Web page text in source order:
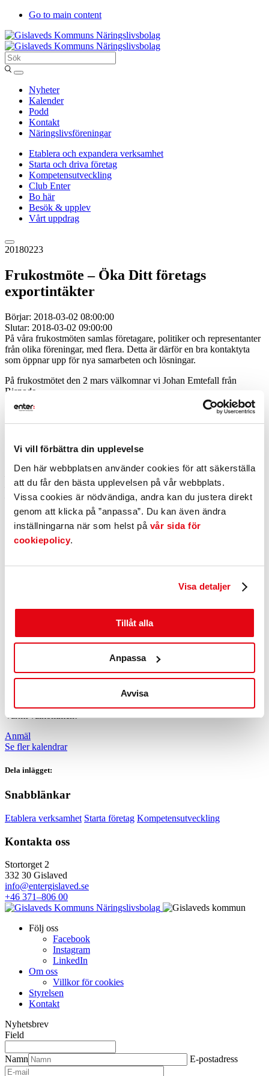
Vi vill förbättra din upplevelse
Den här webbplatsen använder cookies för att säkerställa
att du får den bästa upplevelsen på vår webbplats.
Vissa cookies är nödvändiga, andra kan du justera direkt
genom att klicka på ”anpassa”. Du kan även ändra
inställningarna när som helst på vår sida för
cookiepolicy.
Visa detaljer
Tillåt alla
Anpassa
Avvisa
Go to main content
Sök
Entergislaved
Nyheter
Kalender
Podd
Kontakt
Näringslivsföreningar
Etablera och expandera verksamhet
Starta och driva företag
Kompetensutveckling
Club Enter
Bo här
Besök & upplev
Vårt uppdrag
20180223
Frukostmöte – Öka Ditt företags
exportintäkter
Börjar: 2018-03-02 08:00:00
Slutar: 2018-03-02 09:00:00
På våra frukostmöten samlas företagare, politiker och representanter
från olika föreningar, med flera. Detta är därför en bra kontaktyta
som öppnar upp för nya samarbeten och lösningar.
På frukostmötet den 2 mars välkomnar vi Johan Emtefall från
Bisnode.
I en allt mer globaliserad affärsvärld blir det allt viktigare att ha
kontroll på vem man gör affärer med. Syftet med frukostmötet
”ögonbrynshöjande” kunskaper ha med sig tillbaka till sitt dagliga
arbete. Exempel på agendapunkter:
– Kartan över världen idag. Viktigt att tänka på i olika länder
– Hur stor är risken att inte få betalt?
– Identifiering av utländska företag. Vem är vår affärspartner
(egentligen)?
Johan Emtefall, Bisnode
Bisnode Dun&Bradstreet är globalt marknadsledande med lokal
, senast 28 februari
Har anmälningstiden löpt ut? Ta kontakt med Matilda för att se om
det finns möjlighet att göra en anmälan.
Matilda Björk, Gislaved Näringsliv:matilda@gna.se
Varmt välkommen!
Anmäl
Se fler kalendrar
Dela inlägget:
Snabblänkar
Etablera verksamhet Starta företag Kompetensutveckling
Kontakta oss
Stortorget 2
332 30 Gislaved
info@entergislaved.se
+46 371–806 00
Följ oss
Facebook
Instagram
LinkedIn
Om oss
Villkor för cookies
Styrelsen
Kontakt
Nyhetsbrev
Field
Namn E-postadress